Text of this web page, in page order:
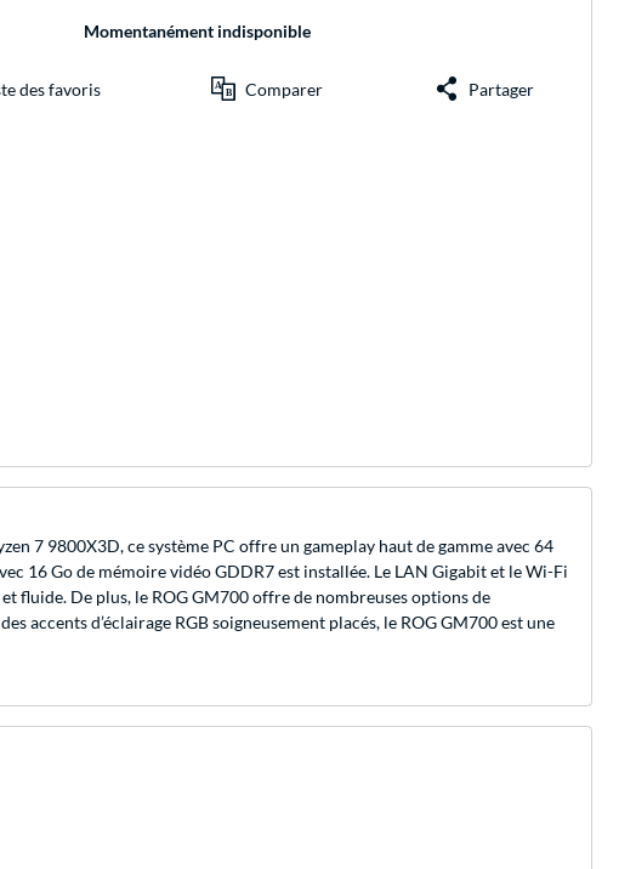
Momentanément indisponible
des favoris Comparer Partager
7 9800X3D, ce système PC offre un gameplay haut de gamme avec 64
16 Go de mémoire vidéo GDDR7 est installée. Le LAN Gigabit et le Wi-Fi
fluide. De plus, le ROG GM700 offre de nombreuses options de
accents d’éclairage RGB soigneusement placés, le ROG GM700 est une